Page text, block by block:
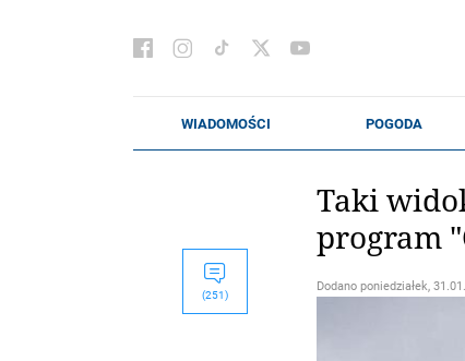
(251)
Taki
program
Dodano poniedziałek,